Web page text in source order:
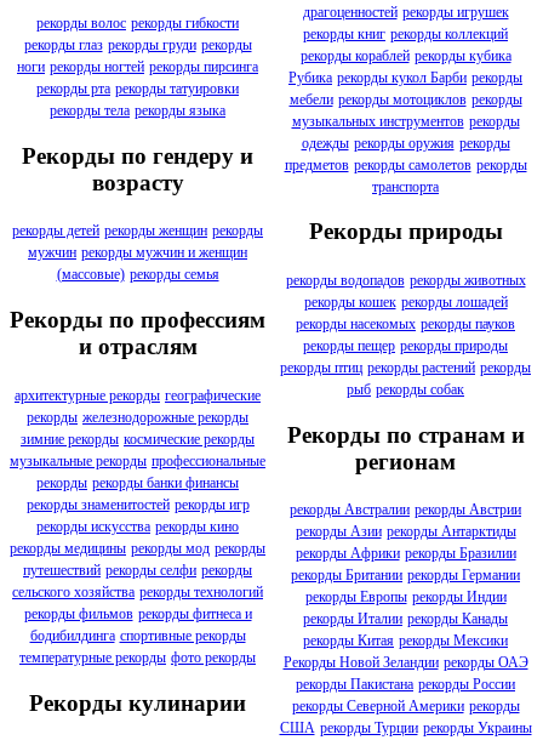
рекорды волос рекорды гибкости
рекорды глаз рекорды груди рекорды
ноги рекорды ногтей рекорды пирсинга
рекорды рта рекорды татуировки
рекорды тела рекорды языка
Рекорды по гендеру и
возрасту
рекорды детей рекорды женщин рекорды
мужчин рекорды мужчин и женщин
(массовые) рекорды семья
Рекорды по профессиям
и отраслям
архитектурные рекорды географические
рекорды железнодорожные рекорды
зимние рекорды космические рекорды
музыкальные рекорды профессиональные
рекорды рекорды банки финансы
рекорды знаменитостей рекорды игр
рекорды искусства рекорды кино
рекорды медицины рекорды мод рекорды
путешествий рекорды селфи рекорды
сельского хозяйства рекорды технологий
рекорды фильмов рекорды фитнеса и
бодибилдинга спортивные рекорды
температурные рекорды фото рекорды
Рекорды кулинарии
драгоценностей рекорды игрушек
рекорды книг рекорды коллекций
рекорды кораблей рекорды кубика
Рубика рекорды кукол Барби рекорды
мебели рекорды мотоциклов рекорды
музыкальных инструментов рекорды
одежды рекорды оружия рекорды
предметов рекорды самолетов рекорды
транспорта
Рекорды природы
рекорды водопадов рекорды животных
рекорды кошек рекорды лошадей
рекорды насекомых рекорды пауков
рекорды пещер рекорды природы
рекорды птиц рекорды растений рекорды
рыб рекорды собак
Рекорды по странам и
регионам
рекорды Австралии рекорды Австрии
рекорды Азии рекорды Антарктиды
рекорды Африки рекорды Бразилии
рекорды Британии рекорды Германии
рекорды Европы рекорды Индии
рекорды Италии рекорды Канады
рекорды Китая рекорды Мексики
Рекорды Новой Зеландии рекорды ОАЭ
рекорды Пакистана рекорды России
рекорды Северной Америки рекорды
США рекорды Турции рекорды Украины